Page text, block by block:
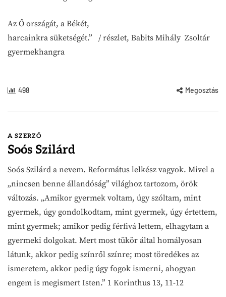
Az Ő országát, a Békét,
harcainkra süketségét.” / részlet, Babits Mihály Zsoltár
gyermekhangra
498 Megosztás
A SZERZŐ
Soós Szilárd
Soós Szilárd a nevem. Református lelkész vagyok. Mivel a
„nincsen benne állandóság” világhoz tartozom, örök
változás. „Amikor gyermek voltam, úgy szóltam, mint
gyermek, úgy gondolkodtam, mint gyermek, úgy értettem,
mint gyermek; amikor pedig férfivá lettem, elhagytam a
gyermeki dolgokat. Mert most tükör által homályosan
látunk, akkor pedig színről színre; most töredékes az
ismeretem, akkor pedig úgy fogok ismerni, ahogyan
engem is megismert Isten.” 1 Korinthus 13, 11-12